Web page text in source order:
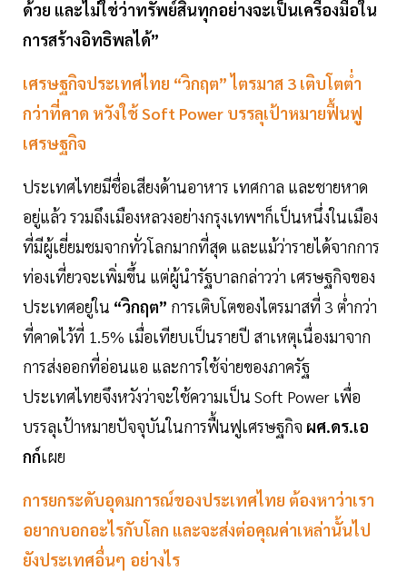
ด้วย และไม่ใช่ว่าทรัพย์สินทุกอย่างจะเป็นเครื่องมือใน
การสร้างอิทธิพลได้”
เศรษฐกิจประเทศไทย “วิกฤต” ไตรมาส 3 เติบโตต่ำ
กว่าที่คาด หวังใช้ Soft Power บรรลุเป้าหมายฟื้นฟู
เศรษฐกิจ
ประเทศไทยมีชื่อเสียงด้านอาหาร เทศกาล และชายหาด
อยู่แล้ว รวมถึงเมืองหลวงอย่างกรุงเทพฯก็เป็นหนึ่งในเมือง
ที่มีผู้เยี่ยมชมจากทั่วโลกมากที่สุด และแม้ว่ารายได้จากการ
ท่องเที่ยวจะเพิ่มขึ้น แต่ผู้นำรัฐบาลกล่าวว่า เศรษฐกิจของ
ประเทศอยู่ใน “วิกฤต” การเติบโตของไตรมาสที่ 3 ต่ำกว่า
ที่คาดไว้ที่ 1.5% เมื่อเทียบเป็นรายปี สาเหตุเนื่องมาจาก
การส่งออกที่อ่อนแอ และการใช้จ่ายของภาครัฐ
ประเทศไทยจึงหวังว่าจะใช้ความเป็น Soft Power เพื่อ
บรรลุเป้าหมายปัจจุบันในการฟื้นฟูเศรษฐกิจ ผศ.ดร.เอ
กก์เผย
การยกระดับอุดมการณ์ของประเทศไทย ต้องหาว่าเรา
อยากบอกอะไรกับโลก และจะส่งต่อคุณค่าเหล่านั้นไป
ยังประเทศอื่นๆ อย่างไร